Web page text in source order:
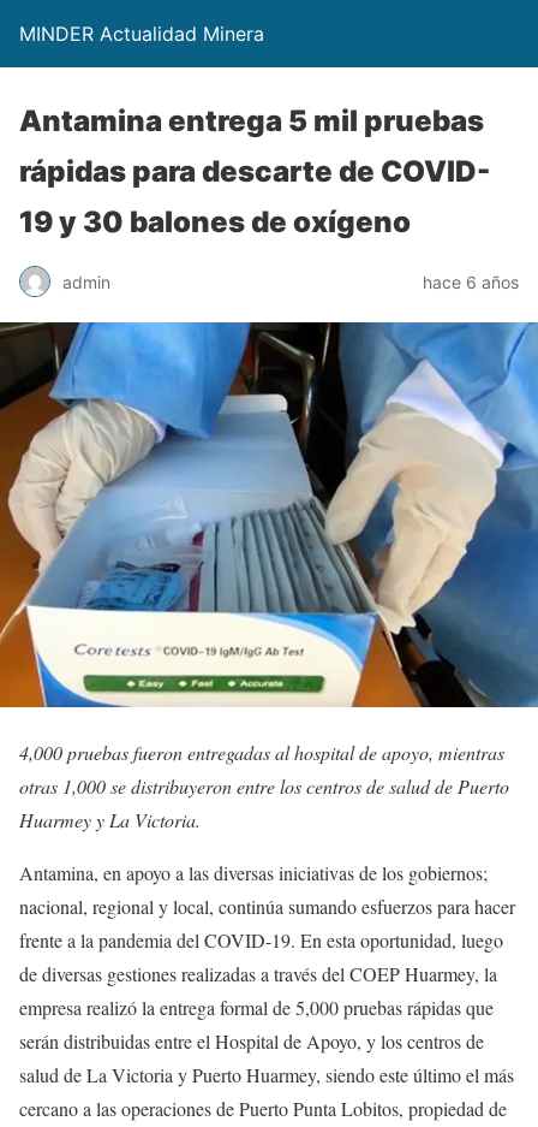
MINDER Actualidad Minera
Antamina entrega 5 mil pruebas
rápidas para descarte de COVID-
19 y 30 balones de oxígeno
admin hace 6 años
4,000 pruebas fueron entregadas al hospital de apoyo, mientras
otras 1,000 se distribuyeron entre los centros de salud de Puerto
Huarmey y La Victoria.
Antamina, en apoyo a las diversas iniciativas de los gobiernos;
nacional, regional y local, continúa sumando esfuerzos para hacer
frente a la pandemia del COVID-19. En esta oportunidad, luego
de diversas gestiones realizadas a través del COEP Huarmey, la
empresa realizó la entrega formal de 5,000 pruebas rápidas que
serán distribuidas entre el Hospital de Apoyo, y los centros de
salud de La Victoria y Puerto Huarmey, siendo este último el más
cercano a las operaciones de Puerto Punta Lobitos, propiedad de